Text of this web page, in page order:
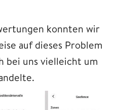
konnten wir
auf dieses Problem
bei uns vielleicht um